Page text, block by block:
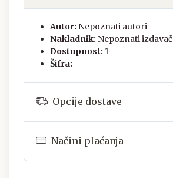
Autor: Nepoznati autori
Nakladnik: Nepoznati izdavač
Dostupnost: 1
Šifra: -
Opcije dostave
Načini plaćanja